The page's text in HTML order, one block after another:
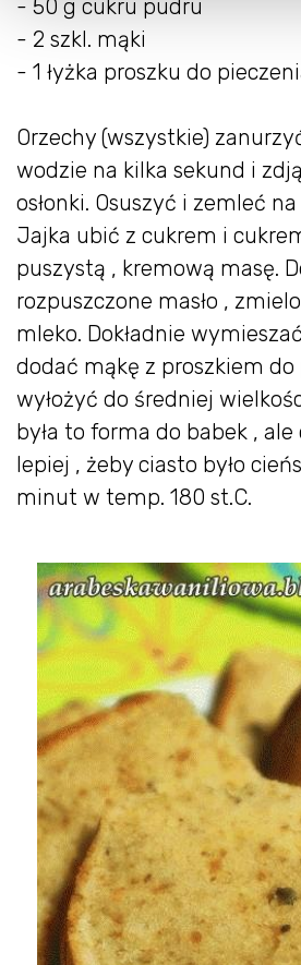
- 50 g cukru pudru
- 2 szkl. mąki
- 1 łyżka proszku do
Orzechy (wszystkie)
wodzie na kilka sekund i
osłonki. Osuszyć i zemleć
Jajka ubić z cukrem i
puszystą , kremową masę.
rozpuszczone masło ,
mleko. Dokładnie
dodać mąkę z proszkiem do
wyłożyć do średniej
była to forma do babek ,
lepiej , żeby ciasto było
minut w temp. 180 st.C.